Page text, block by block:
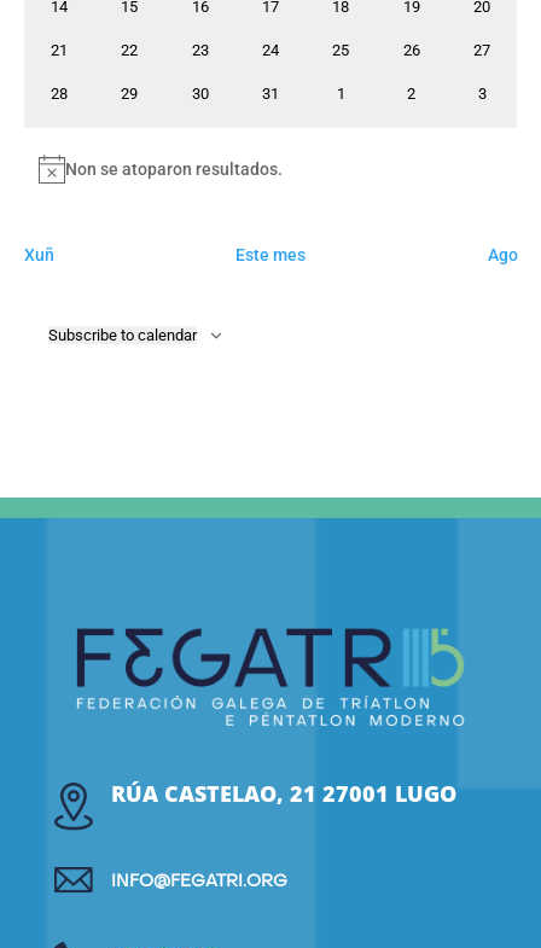
014
015
016
017
018
019
0
20
0
21
0
22
0
23
0
24
0
25
0
26
0
27
0
28
0
29
0
30
0
31
01
0
2
0
3
Notice
Non se atoparon resultados.
Xuñ Este mes Ago
Subscribe to calendar
RÚA CASTELAO, 21 27001 LUGO
INFO@FEGATRI.ORG